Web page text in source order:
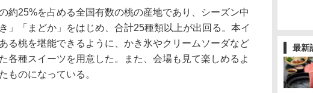
最新
約25%を占める全国有数の桃の産地であり、シーズン中
」「まどか」をはじめ、合計25種類以上が出回る。本イ
る桃を堪能できるように、かき氷やクリームソーダなど
各種スイーツを用意した。また、会場も見て楽しめるよ
ものになっている。